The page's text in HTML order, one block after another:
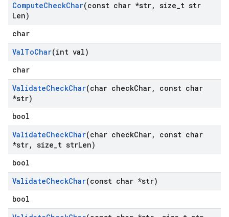
ComputeCheckChar(const char *str, size t str
Len)
char
ValToChar(int val)
char
ValidateCheckChar(char checkChar,
const char
*str)
bool
ValidateCheckChar(char checkChar,
const char
*str, size t strLen)
bool
ValidateCheckChar(const char *str)
bool